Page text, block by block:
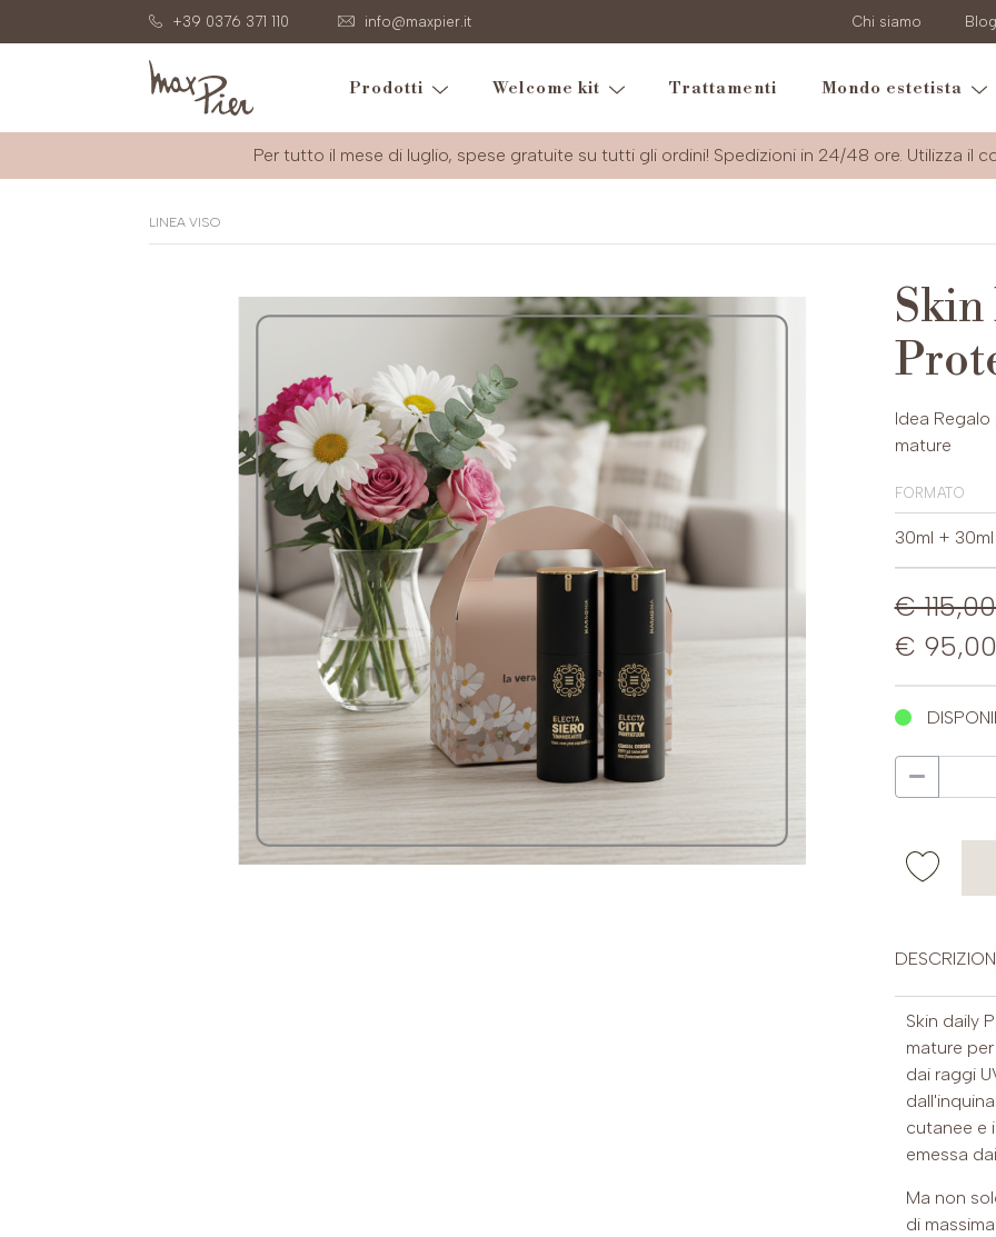
+39 0376 371 110 info@maxpier.it Chi siamo Blog
Prodotti Welcome kit Trattamenti Mondo estetista
Per tutto il mese di luglio, spese gratuite su tutti gli ordini! Spedizioni in 24/48 ore. Utilizza il
LINEA VISO
Idea
mature
formato
30ml + 30ml
€
€ 95,00
Skin daily
mature
dai raggi
cutanee e
emessa
Ma non
di